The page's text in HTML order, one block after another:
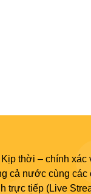
thời – chính xác
cả nước cùng
tiếp (Live